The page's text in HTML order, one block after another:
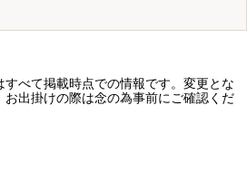
べて掲載時点での情報です。変更とな
お出掛けの際は念の為事前にご確認くだ